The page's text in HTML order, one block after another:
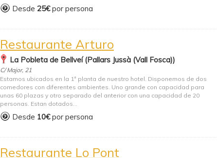
Desde 25€por persona
Restaurante Arturo
La Pobleta de Bellveí (Pallars Jussà (Vall Fosca))
C/ Major, 21
Estamos ubicados en la 1ª planta de nuestro hotel. Disponemos de dos
comedores con diferentes ambientes. Uno grande con capacidad para
unas 60 plazas y otro separado del anterior con una capacidad de 20
personas. Estan dotados...
Desde 10€por persona
Restaurante Lo Pont